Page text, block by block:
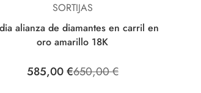
SORTIJAS
alianza de diamantes en carril en
oro amarillo 18K
585,00 €650,00 €